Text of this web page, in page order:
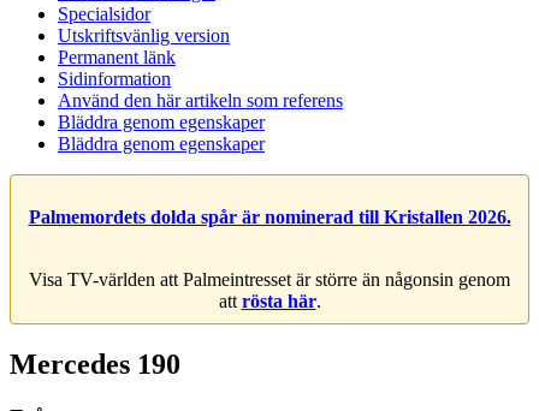
Specialsidor
Utskriftsvänlig version
Permanent länk
Sidinformation
Använd den här artikeln som referens
Bläddra genom egenskaper
Bläddra genom egenskaper
Palmemordets dolda spår är nominerad till Kristallen 2026.
Visa TV-världen att Palmeintresset är större än någonsin genom
att rösta här.
Mercedes 190